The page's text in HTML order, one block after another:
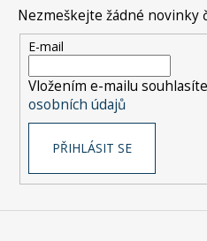
Nezmeškejte žádné novinky
E-mail
Vložením e-mailu
osobních údajů
PŘIHLÁSIT SE